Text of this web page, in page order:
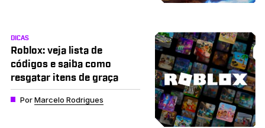
DICAS
Roblox: veja lista de
códigos e saiba como
resgatar itens de graça
PorMarcelo Rodrigues